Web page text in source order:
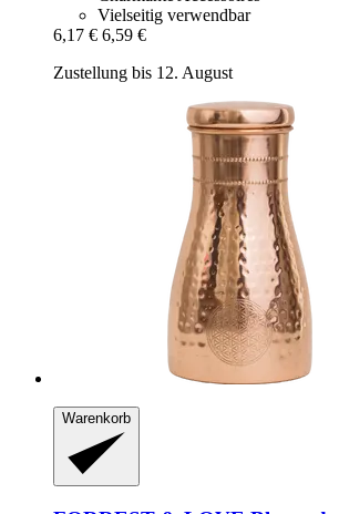
Vielseitig verwendbar
6,17 € 6,59 €
Zustellung bis 12. August
Warenkorb